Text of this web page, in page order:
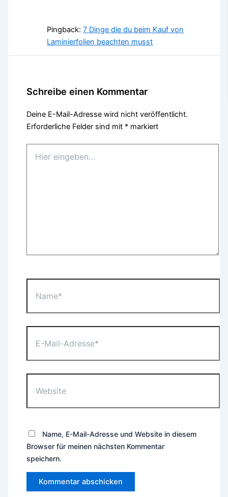
Pingback:7 Dinge die du beim Kauf von
Laminierfolien beachten musst
Schreibe einen Kommentar
Deine E-Mail-Adresse wird nicht veröffentlicht.
Erforderliche Felder sind mit * markiert
eingeben…
Mail-
Name, E-Mail-Adresse und Website in diesem
Browser für meinen nächsten Kommentar
speichern.